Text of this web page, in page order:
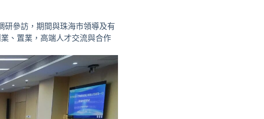
研參訪，期間與珠海市領導及有
、置業，高端人才交流與合作